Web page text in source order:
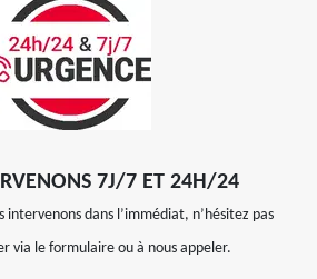
7J/7 ET 24H/24
intervenons dans l’immédiat, n’hésitez pas
via le formulaire ou à nous appeler.